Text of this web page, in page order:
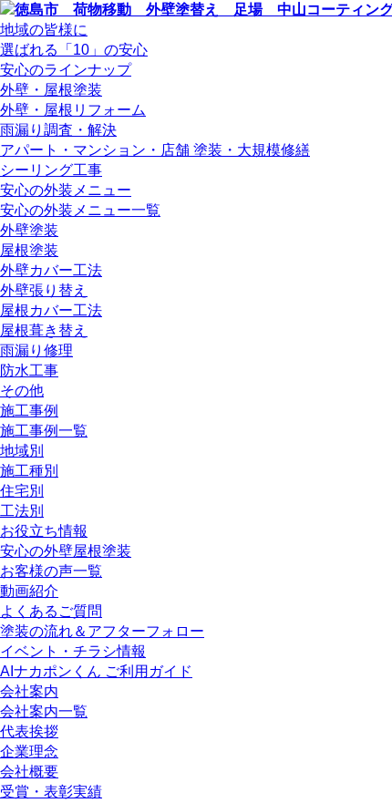
地域の皆様に
選ばれる「10」の安心
安心のラインナップ
外壁・屋根塗装
外壁・屋根リフォーム
雨漏り調査・解決
アパート・マンション・店舗 塗装・大規模修繕
シーリング工事
安心の外装メニュー
安心の外装メニュー一覧
外壁塗装
屋根塗装
外壁カバー工法
外壁張り替え
屋根カバー工法
屋根葺き替え
雨漏り修理
防水工事
その他
施工事例
施工事例一覧
地域別
施工種別
住宅別
工法別
お役立ち情報
安心の外壁屋根塗装
お客様の声一覧
動画紹介
よくあるご質問
塗装の流れ＆アフターフォロー
イベント・チラシ情報
AIナカポンくん ご利用ガイド
会社案内
会社案内一覧
代表挨拶
企業理念
会社概要
受賞・表彰実績